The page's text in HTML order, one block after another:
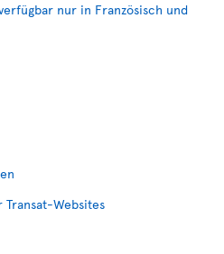
nur in Französisch und
Transat-Websites